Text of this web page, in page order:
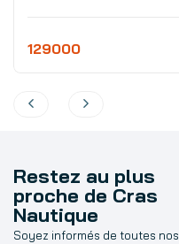
129000
Restez au plus
proche de Cras
Nautique
Soyez informés de toutes nos